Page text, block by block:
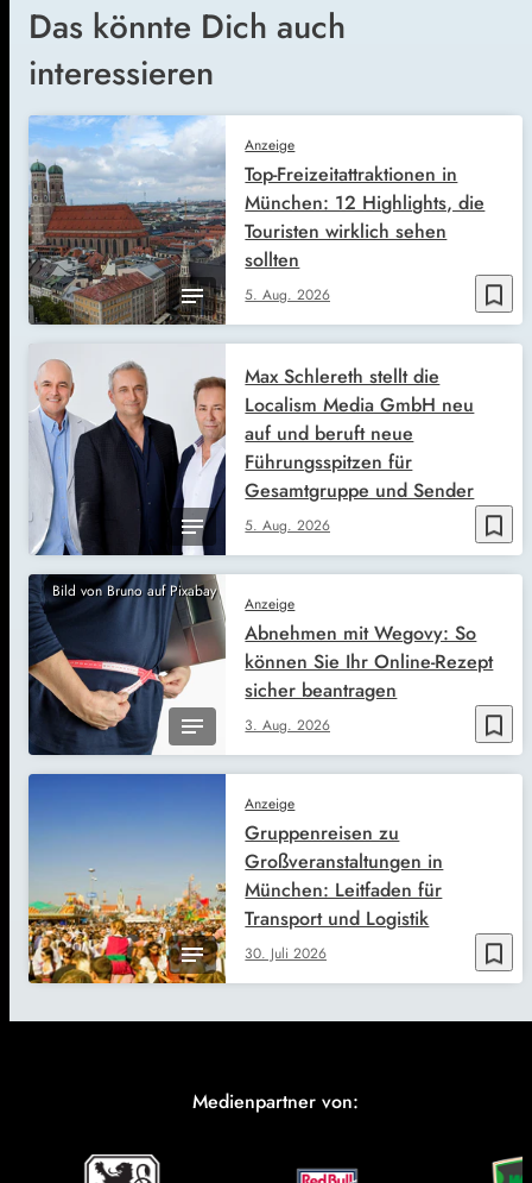
Das könnte Dich auch
interessieren
bookmark_border
Anzeige
5. Aug. 2026
Top-Freizeitattraktionen in
München: 12 Highlights, die
Touristen wirklich sehen
sollten
bookmark_border
5. Aug. 2026
Max Schlereth stellt die
Localism Media GmbH neu
auf und beruft neue
Führungsspitzen für
Gesamtgruppe und Sender
Bild von Bruno auf Pixabay
bookmark_border
Anzeige
3. Aug. 2026
Abnehmen mit Wegovy: So
können Sie Ihr Online-Rezept
sicher beantragen
bookmark_border
Anzeige
30. Juli 2026
Gruppenreisen zu
Großveranstaltungen in
München: Leitfaden für
Transport und Logistik
Medienpartner von: